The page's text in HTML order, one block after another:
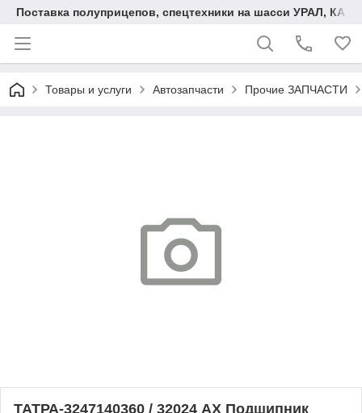
Поставка полуприцепов, спецтехники на шасси УРАЛ,
Товары и услуги Автозапчасти Прочие ЗАПЧАСТИ
ТАТРА-3247140360 / 32024 AX Подшипник